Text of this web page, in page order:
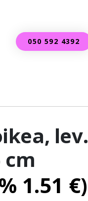
050 592 4392
lev.
cm
1.51 €)